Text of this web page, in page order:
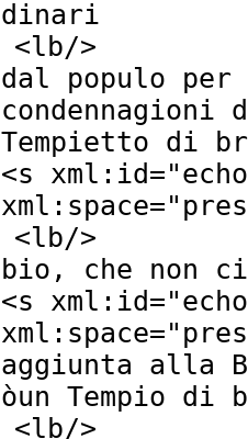
dinari
<lb/>
dal populo
Tempietto di
<s xml:id="
xml:space="
<lb/>
bio, che non
<s xml:id="
xml:space="
aggiunta alla
òun Tempio di
<lb/>